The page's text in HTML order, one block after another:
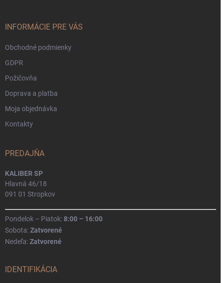
INFORMÁCIE PRE VÁS
Obchodné podmienky
GDPR
Požičovňa
Doprava a platba
Moja objednávka
Kontakty
PREDAJŇA
KALIBER SP
Hlavná 46/18
091 01 Stropkov
Pondelok – Piatok:8:00 – 16:00
Sobota:Zatvorené
Nedeľa:Zatvorené
IDENTIFIKÁCIA